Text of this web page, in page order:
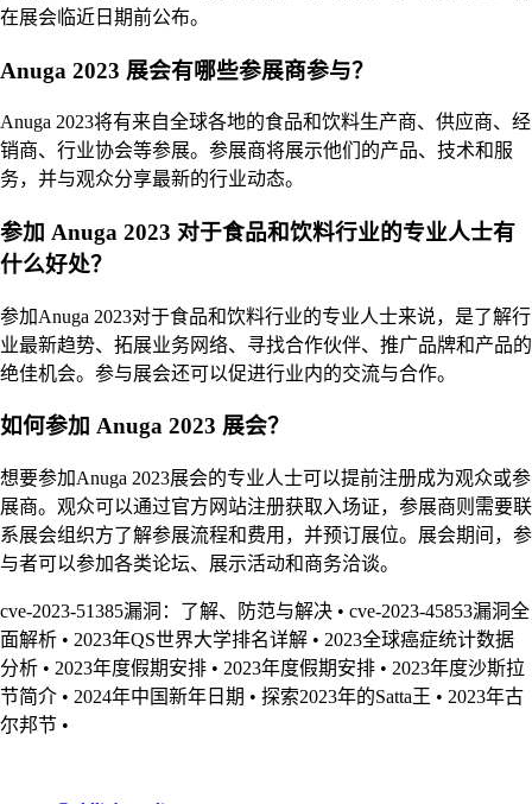
在展会临近日期前公布。
Anuga 2023 展会有哪些参展商参与？
Anuga 2023将有来自全球各地的食品和饮料生产商、供应商、经
销商、行业协会等参展。参展商将展示他们的产品、技术和服
务，并与观众分享最新的行业动态。
参加 Anuga 2023 对于食品和饮料行业的专业人士有
什么好处？
参加Anuga 2023对于食品和饮料行业的专业人士来说，是了解行
业最新趋势、拓展业务网络、寻找合作伙伴、推广品牌和产品的
绝佳机会。参与展会还可以促进行业内的交流与合作。
如何参加 Anuga 2023 展会？
想要参加Anuga 2023展会的专业人士可以提前注册成为观众或参
展商。观众可以通过官方网站注册获取入场证，参展商则需要联
系展会组织方了解参展流程和费用，并预订展位。展会期间，参
与者可以参加各类论坛、展示活动和商务洽谈。
cve-2023-51385漏洞：了解、防范与解决 • cve-2023-45853漏洞全
面解析 • 2023年QS世界大学排名详解 • 2023全球癌症统计数据
分析 • 2023年度假期安排 • 2023年度假期安排 • 2023年度沙斯拉
节简介 • 2024年中国新年日期 • 探索2023年的Satta王 • 2023年古
尔邦节 •